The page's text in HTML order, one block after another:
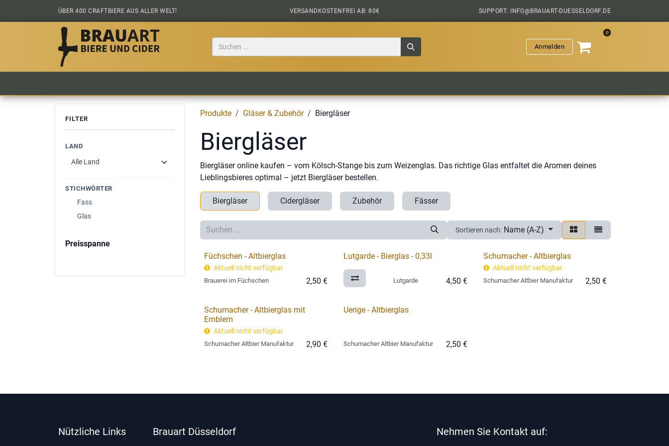
Zum Inhalt springen
ÜBER 400 CRAFTBIERE AUS ALLER WELT! VERSANDKOSTENFREI AB: 80€ SUPPORT: INFO@BRAUART-DUESSELDORF.DE
Anmelden
0
FILTER
LAND
STICHWÖRTER
Fass
Glas
Preisspanne
Produkte Gläser & Zubehör Biergläser
Biergläser
Biergläser online kaufen – vom Kölsch-Stange bis zum Weizenglas. Das richtige Glas entfaltet die Aromen deines
Lieblingsbieres optimal – jetzt Biergläser bestellen.
Biergläser Cidergläser Zubehör Fässer
Sortieren nach: Name (A-Z)
Füchschen - Altbierglas
Aktuell nicht verfügbar
Brauerei im Füchschen 2,50 €
Lutgarde - Bierglas - 0,33l
Lutgarde 4,50 €
Schumacher - Altbierglas
Aktuell nicht verfügbar
Schumacher Altbier Manufaktur 2,50 €
Schumacher - Altbierglas mit
Emblem
Aktuell nicht verfügbar
Schumacher Altbier Manufaktur 2,90 €
Uerige - Altbierglas
Schumacher Altbier Manufaktur 2,50 €
Nützliche Links Brauart Düsseldorf Nehmen Sie Kontakt auf: